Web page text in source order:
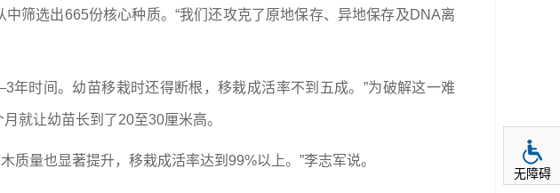
筛选出665份核心种质。“我们还攻克了原地保存、异地保存及DNA离
时间。幼苗移栽时还得断根，移栽成活率不到五成。”为破解这一难
就让幼苗长到了20至30厘米高。
量也显著提升，移栽成活率达到99%以上。”李志军说。
无障碍